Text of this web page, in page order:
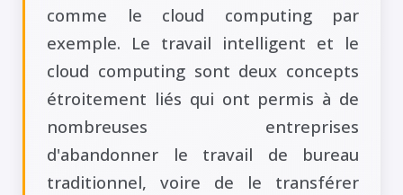
comme le cloud computing par
exemple. Le travail intelligent et le
cloud computing sont deux concepts
étroitement liés qui ont permis à de
nombreuses entreprises
d'abandonner le travail de bureau
traditionnel, voire de le transférer